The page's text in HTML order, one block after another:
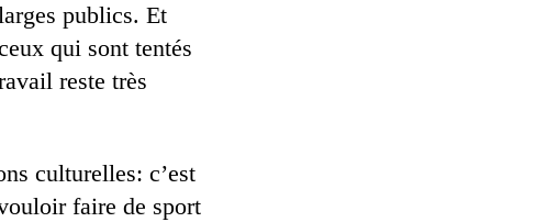
publics. Et
qui sont tentés
reste très
culturelles: c’est
faire de sport